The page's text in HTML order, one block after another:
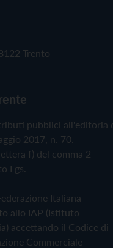
Trento
pubblici all'editoria
2017, n. 70.
f) del comma 2
Lgs.
Italiana
allo IAP (Istituto
accettando il Codice di
Commerciale